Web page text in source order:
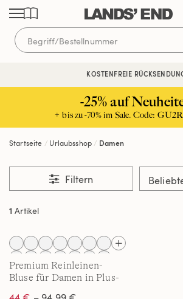
Direkt
zum
Inhalt
Direkt
zur
Navigation
Direkt
zur
Suche
KOSTENFREIE
-25% auf
+ bis zu -70% im Sale. Code: GU2R
Startseite Urlaubsshop Damen
Filtern
1 Artikel
Premium Reinleinen-
Bluse für Damen in Plus-